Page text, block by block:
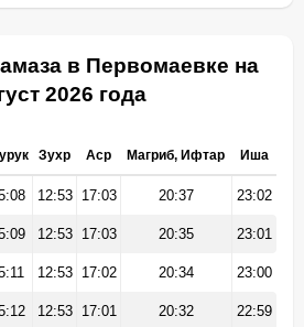
в Первомаевке на
2026 года
Зухр Аср Магриб, Ифтар Иша
12:53 17:03 20:37 23:02
12:53 17:03 20:35 23:01
12:53 17:02 20:34 23:00
12:53 17:01 20:32 22:59